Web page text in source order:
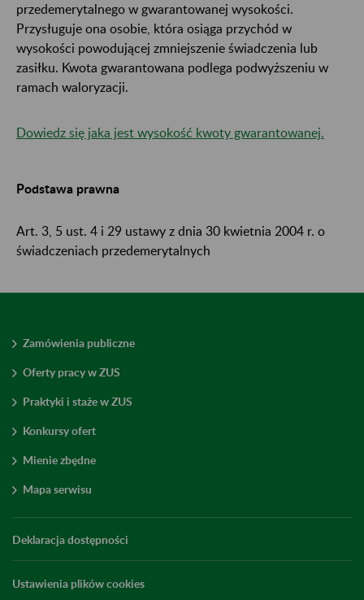
przedemerytalnego w gwarantowanej wysokości.
Przysługuje ona osobie, która osiąga przychód w
wysokości powodującej zmniejszenie świadczenia lub
zasiłku. Kwota gwarantowana podlega podwyższeniu w
ramach waloryzacji.
Dowiedz się jaka jest wysokość kwoty gwarantowanej.
Podstawa prawna
Art. 3, 5 ust. 4 i 29 ustawy z dnia 30 kwietnia 2004 r. o
świadczeniach przedemerytalnych
Zamówienia publiczne
Oferty pracy w ZUS
Praktyki i staże w ZUS
Konkursy ofert
Mienie zbędne
Mapa serwisu
Deklaracja dostępności
Ustawienia plików cookies